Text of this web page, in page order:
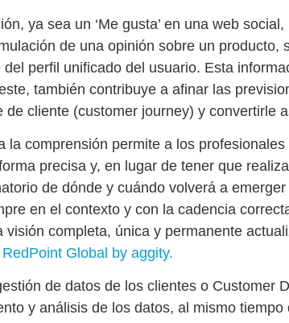
ya sea un ‘Me gusta’ en una web
de una opinión sobre un producto,
perfil unificado del usuario. Esta
también contribuye a afinar las
de cliente (customer journey) y convertirle
la comprensión permite a los
precisa y, en lugar de tener que
de dónde y cuándo volverá a
en el contexto y con la cadencia
visión completa, única y permanente
RedPoint Global by aggity.
de datos de los clientes o Customer
y análisis de los datos, al mismo tiempo